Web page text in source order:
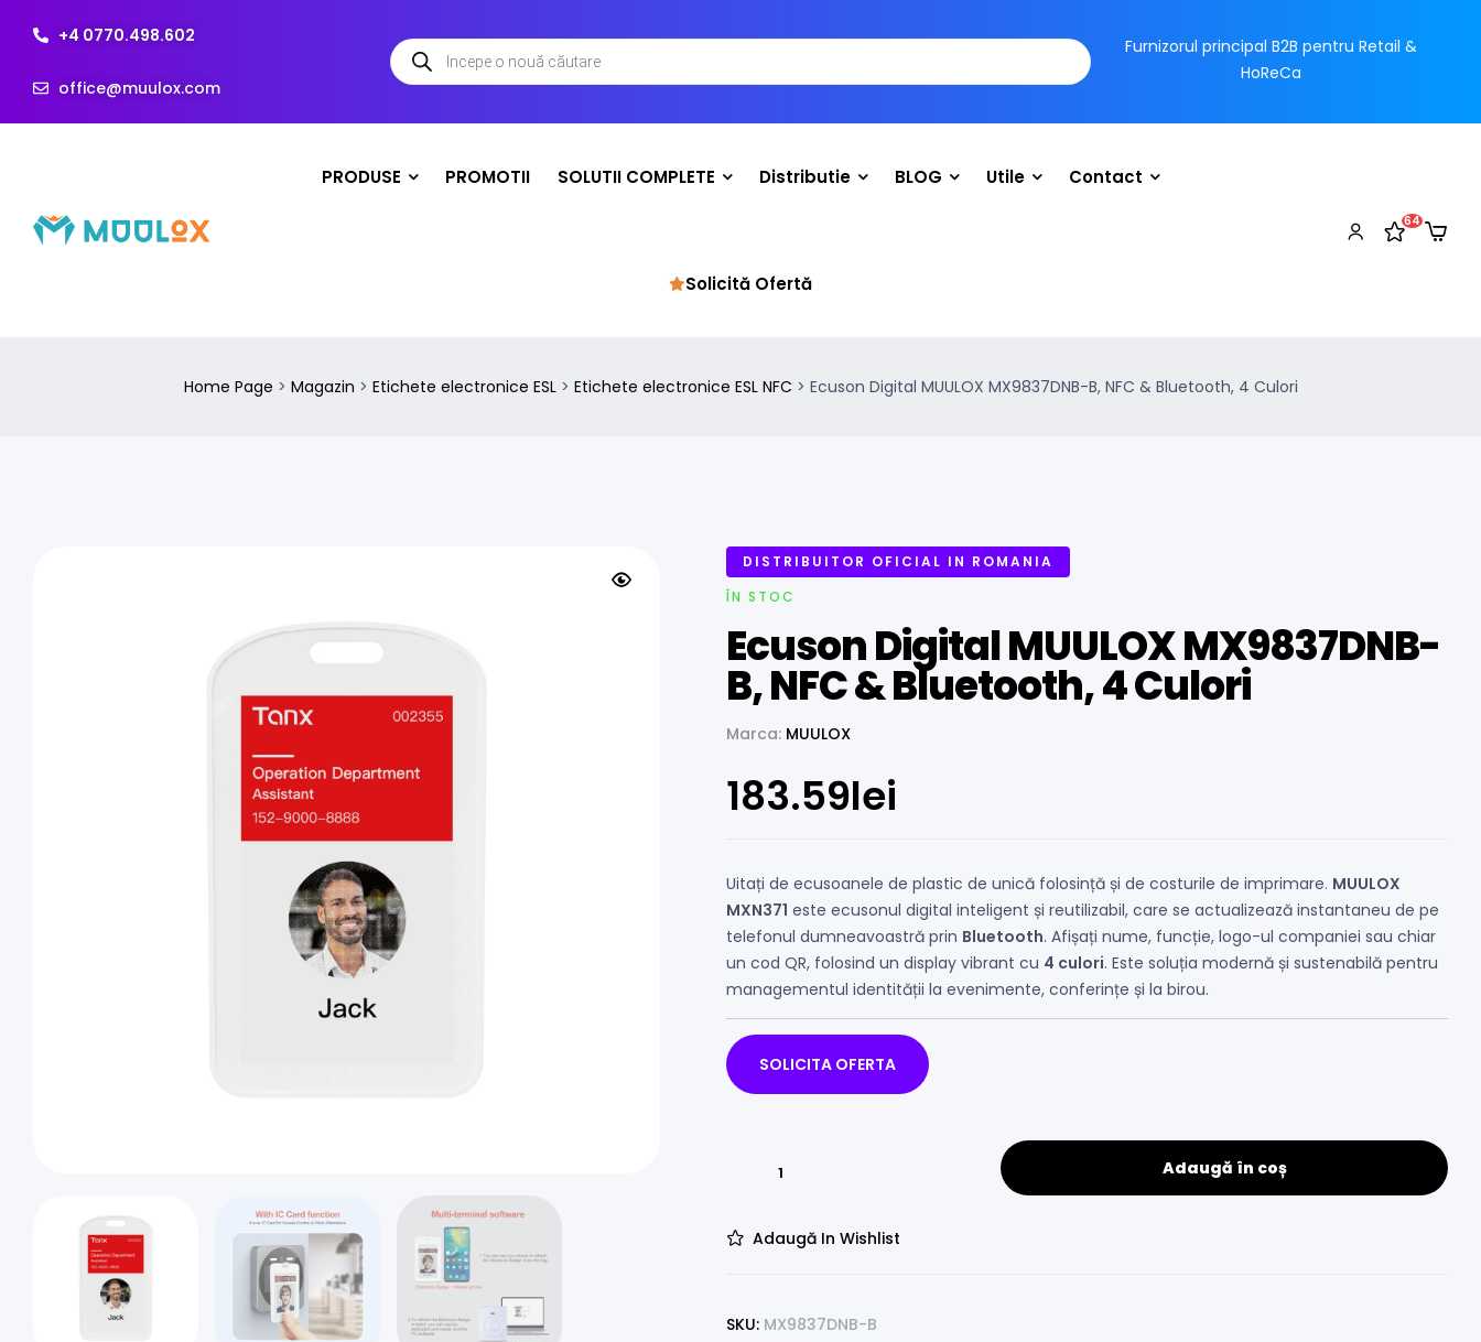
+4 0770.498.602
office@muulox.com
Furnizorul principal B2B pentru Retail &
HoReCa
PRODUSE PROMOTII SOLUTII COMPLETE Distributie BLOG Utile Contact
Solicită Ofertă
64
Home Page > Magazin > Etichete electronice ESL> Etichete electronice ESL NFC > Ecuson Digital MUULOX MX9837DNB-B, NFC & Bluetooth, 4 Culori
DISTRIBUITOR OFICIAL IN ROMANIA
ÎN STOC
Ecuson Digital MUULOX MX9837DNB-
B, NFC & Bluetooth, 4 Culori
Marca: MUULOX
183.59lei
Uitați de ecusoanele de plastic de unică folosință și de costurile de imprimare. MUULOX
MXN371 este ecusonul digital inteligent și reutilizabil, care se actualizează instantaneu de pe
telefonul dumneavoastră prin Bluetooth. Afișați nume, funcție, logo-ul companiei sau chiar
un cod QR, folosind un display vibrant cu 4 culori. Este soluția modernă și sustenabilă pentru
managementul identității la evenimente, conferințe și la birou.
SOLICITA OFERTA
Adaugă în coș
Adaugă In Wishlist
SKU: MX9837DNB-B